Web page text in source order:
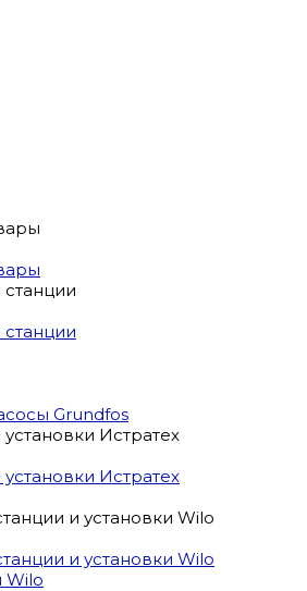
Grundfos
Истратех
Истратех
и установки Wilo
и установки Wilo